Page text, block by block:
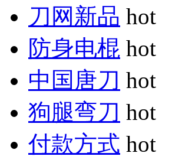
刀网新品 hot
防身电棍 hot
中国唐刀 hot
狗腿弯刀 hot
付款方式 hot